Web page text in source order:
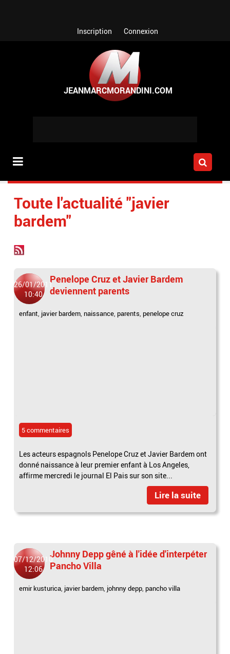
Inscription Connexion
Toute l'actualité "javier
bardem"
26/01/2011
10:40
Penelope Cruz et Javier Bardem
deviennent parents
enfant, javier bardem, naissance, parents, penelope cruz
5 commentaires
Les acteurs espagnols Penelope Cruz et Javier Bardem ont
donné naissance à leur premier enfant à Los Angeles,
affirme mercredi le journal El Pais sur son site...
Lire la suite
07/12/2010
12:06
Johnny Depp gêné à l'idée d'interpéter
Pancho Villa
emir kusturica, javier bardem, johnny depp, pancho villa